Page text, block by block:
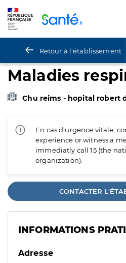
Retour à l'établissement
Maladies
Chu reims - hopital robert
En cas d'urgence vitale,
experience or witness a
immediatly call 15 (the
organization).
CONTACTER
INFORMATIONS
Adresse